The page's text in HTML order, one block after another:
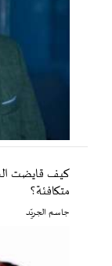
كيف قايضت
متكافئة؟
جاسم الجريّد